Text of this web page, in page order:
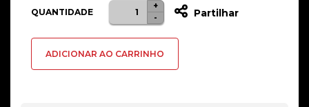
QUANTIDADE
Quantidade
de
Kioxia
-
+
Partilhar
ADICIONAR AO CARRINHO